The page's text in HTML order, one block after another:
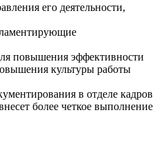
его деятельности,
повышения эффективности
культуры работы
в отделе кадров
более четкое выполнение